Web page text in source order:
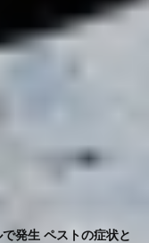
発生 ペストの症状と